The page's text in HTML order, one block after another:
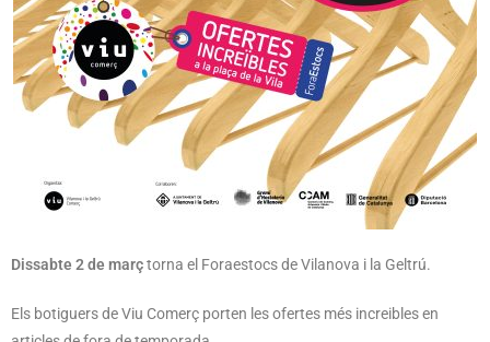
Dissabte 2 de marçtorna el Foraestocs de Vilanova i la Geltrú.
Els botiguers de Viu Comerç porten les ofertes més increibles en